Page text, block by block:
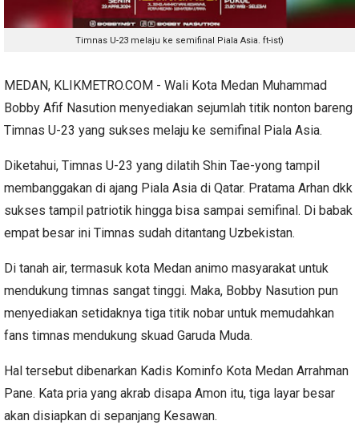
Timnas U-23 melaju ke semifinal Piala Asia. ft-ist)
MEDAN, KLIKMETRO.COM - Wali Kota Medan Muhammad
Bobby Afif Nasution menyediakan sejumlah titik nonton bareng
Timnas U-23 yang sukses melaju ke semifinal Piala Asia.
Diketahui, Timnas U-23 yang dilatih Shin Tae-yong tampil
membanggakan di ajang Piala Asia di Qatar. Pratama Arhan dkk
sukses tampil patriotik hingga bisa sampai semifinal. Di babak
empat besar ini Timnas sudah ditantang Uzbekistan.
Di tanah air, termasuk kota Medan animo masyarakat untuk
mendukung timnas sangat tinggi. Maka, Bobby Nasution pun
menyediakan setidaknya tiga titik nobar untuk memudahkan
fans timnas mendukung skuad Garuda Muda.
Hal tersebut dibenarkan Kadis Kominfo Kota Medan Arrahman
Pane. Kata pria yang akrab disapa Amon itu, tiga layar besar
akan disiapkan di sepanjang Kesawan.